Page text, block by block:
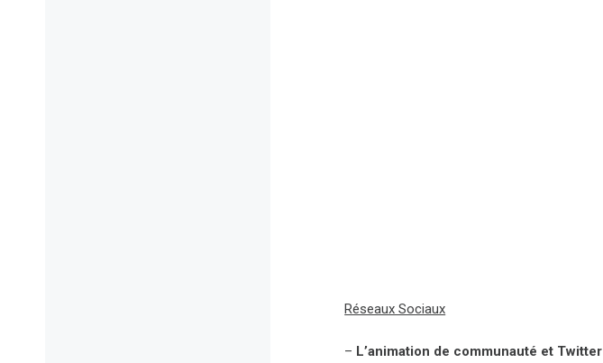
Réseaux Sociaux
– L’animation de communauté et Twitter